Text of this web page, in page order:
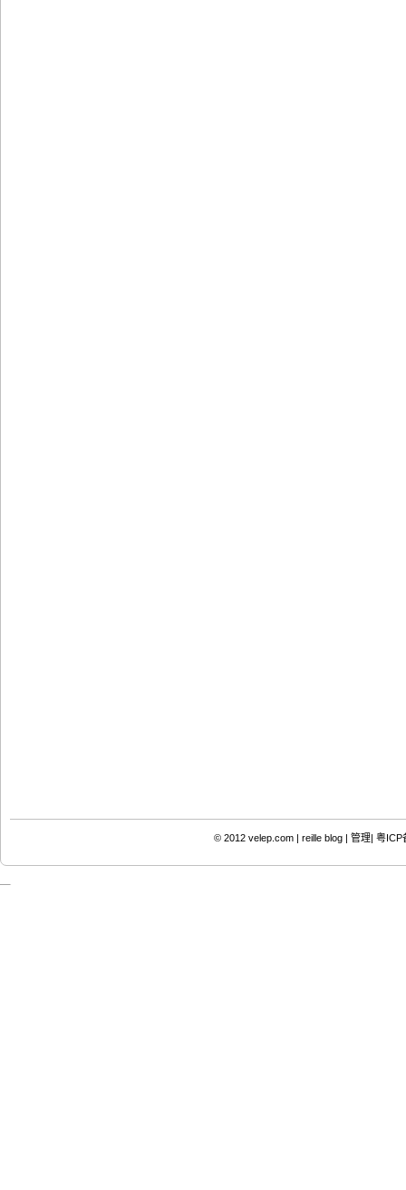
© 2012 velep.com | reille blog| 管理| 粤ICP